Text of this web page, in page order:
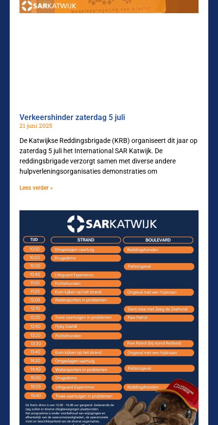
Verkeershinder zaterdag 5 juli
21 juni 2025
De Katwijkse Reddingsbrigade (KRB) organiseert dit jaar op
zaterdag 5 juli het International SAR Katwijk. De
reddingsbrigade verzorgt samen met diverse andere
hulpverleningsorganisaties demonstraties om
Lees verder »